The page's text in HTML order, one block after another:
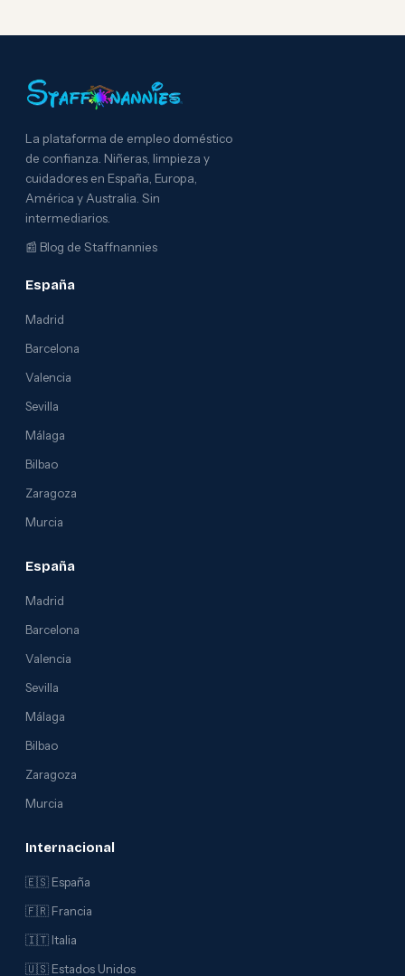
La plataforma de empleo doméstico
de confianza. Niñeras, limpieza y
cuidadores en España, Europa,
América y Australia. Sin
intermediarios.
📰 Blog de Staffnannies
España
Madrid
Barcelona
Valencia
Sevilla
Málaga
Bilbao
Zaragoza
Murcia
España
Madrid
Barcelona
Valencia
Sevilla
Málaga
Bilbao
Zaragoza
Murcia
Internacional
🇪🇸 España
🇫🇷 Francia
🇮🇹 Italia
🇺🇸 Estados Unidos